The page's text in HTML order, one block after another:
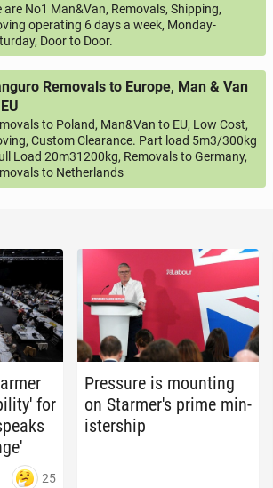
are No1 Man&Van, Removals, Shipping,
operating 6 days a week, Monday-
Door to Door.
Removals to Europe, Man & Van
to Poland, Man&Van to EU, Low Cost,
Custom Clearance. Part load 5m3/300kg
Load 20m31200kg, Removals to Germany,
to Netherlands
for
25
Pres­sure is mount­ing
on Starmer's prime min­
is­ter­ship